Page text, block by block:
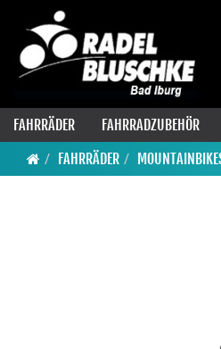
FAHRRÄDER FAHRRADZUBEHÖR
FAHRRÄDER